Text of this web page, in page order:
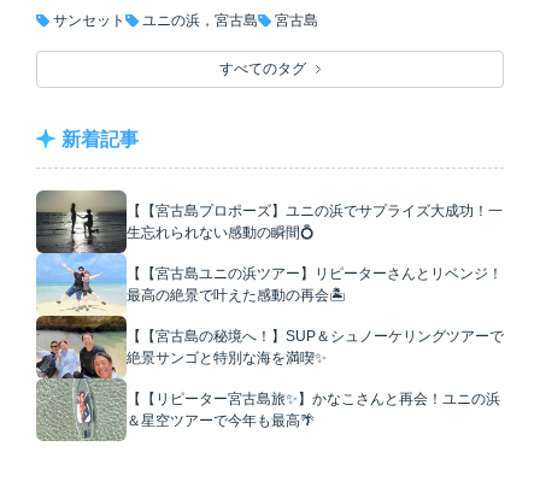
サンセット ユニの浜，宮古島 宮古島
すべてのタグ
新着記事
【【宮古島プロポーズ】ユニの浜でサプライズ大成功！一
生忘れられない感動の瞬間💍
【【宮古島ユニの浜ツアー】リピーターさんとリベンジ！
最高の絶景で叶えた感動の再会🏝️
【【宮古島の秘境へ！】SUP＆シュノーケリングツアーで
絶景サンゴと特別な海を満喫✨
【【リピーター宮古島旅✨】かなこさんと再会！ユニの浜
＆星空ツアーで今年も最高🌴